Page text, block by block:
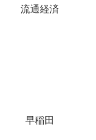
流通経済
早稲田